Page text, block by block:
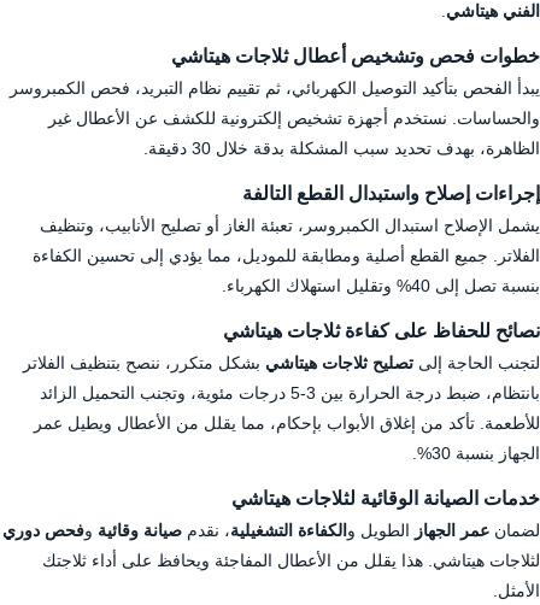
الفني هيتاشي
خطوات فحص وتشخيص أعطال ثلاجات هيتاشي
يبدأ الفحص بتأكيد التوصيل الكهربائي، ثم تقييم نظام التبريد، فحص الكمبروسر
والحساسات. نستخدم أجهزة تشخيص إلكترونية للكشف عن الأعطال غير
الظاهرة، بهدف تحديد سبب المشكلة بدقة خلال 30 دقيقة.
إجراءات إصلاح واستبدال القطع التالفة
يشمل الإصلاح استبدال الكمبروسر، تعبئة الغاز أو تصليح الأنابيب، وتنظيف
الفلاتر. جميع القطع أصلية ومطابقة للموديل، مما يؤدي إلى تحسين الكفاءة
بنسبة تصل إلى 40% وتقليل استهلاك الكهرباء.
نصائح للحفاظ على كفاءة ثلاجات هيتاشي
لتجنب الحاجة إلى تصليح ثلاجات هيتاشي بشكل متكرر، ننصح بتنظيف الفلاتر
بانتظام، ضبط درجة الحرارة بين 3-5 درجات مئوية، وتجنب التحميل الزائد
للأطعمة. تأكد من إغلاق الأبواب بإحكام، مما يقلل من الأعطال ويطيل عمر
الجهاز بنسبة 30%.
خدمات الصيانة الوقائية لثلاجات هيتاشي
لضمان عمر الجهاز الطويل و الكفاءة التشغيلية، نقدم صيانة وقائية وفحص دوري
لثلاجات هيتاشي. هذا يقلل من الأعطال المفاجئة ويحافظ على أداء ثلاجتك
الأمثل.